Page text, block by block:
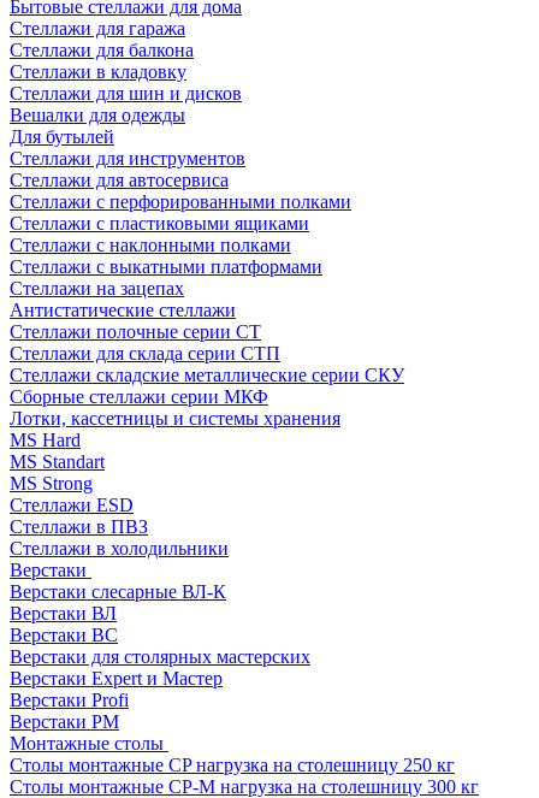
Бытовые стеллажи для дома
Стеллажи для гаража
Стеллажи для балкона
Стеллажи в кладовку
Стеллажи для шин и дисков
Вешалки для одежды
Для бутылей
Стеллажи для инструментов
Стеллажи для автосервиса
Стеллажи с перфорированными полками
Стеллажи с пластиковыми ящиками
Стеллажи с наклонными полками
Стеллажи с выкатными платформами
Стеллажи на зацепах
Антистатические стеллажи
Стеллажи полочные серии СТ
Стеллажи для склада серии СТП
Стеллажи складские металлические серии СКУ
Сборные стеллажи серии МКФ
Лотки, кассетницы и системы хранения
MS Hard
MS Standart
MS Strong
Стеллажи ESD
Стеллажи в ПВЗ
Стеллажи в холодильники
Верстаки
Верстаки слесарные ВЛ-К
Верстаки ВЛ
Верстаки ВС
Верстаки для столярных мастерских
Верстаки Expert и Мастер
Верстаки Profi
Верстаки РМ
Монтажные столы
Столы монтажные СP нагрузка на столешницу 250 кг
Столы монтажные СР-М нагрузка на столешницу 300 кг